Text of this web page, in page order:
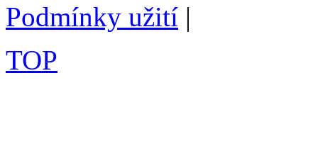
Podmínky užití |
TOP